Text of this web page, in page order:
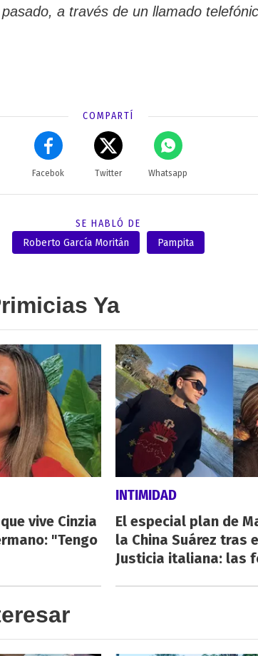
a través de un llamado
COMPARTÍ
Facebok Twitter Whatsapp
SE HABLÓ DE
Roberto García Moritán
Pampita
Ya
vive Cinzia
"Tengo
INTIMIDAD
El especial plan de
la China Suárez tras
Justicia italiana: las